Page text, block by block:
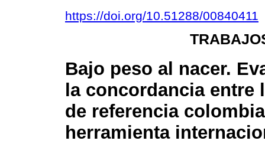
https://doi.org/10.51288/00840411
Bajo peso al nacer.
la concordancia entre
de referencia
herramienta